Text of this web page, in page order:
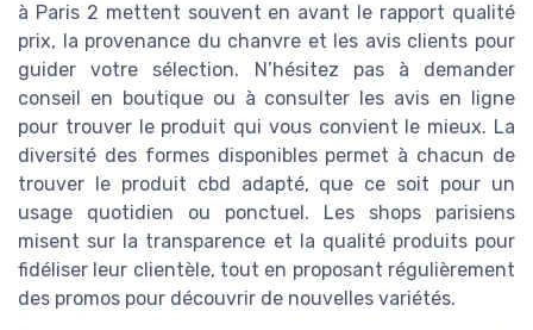
à Paris 2 mettent souvent en avant le rapport qualité
prix, la provenance du chanvre et les avis clients pour
guider votre sélection. N’hésitez pas à demander
conseil en boutique ou à consulter les avis en ligne
pour trouver le produit qui vous convient le mieux. La
diversité des formes disponibles permet à chacun de
trouver le produit cbd adapté, que ce soit pour un
usage quotidien ou ponctuel. Les shops parisiens
misent sur la transparence et la qualité produits pour
fidéliser leur clientèle, tout en proposant régulièrement
des promos pour découvrir de nouvelles variétés.